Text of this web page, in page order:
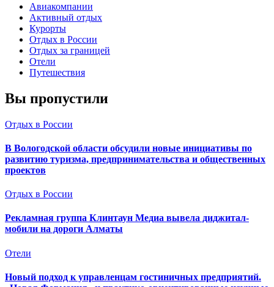
Авиакомпании
Активный отдых
Курорты
Отдых в России
Отдых за границей
Отели
Путешествия
Вы пропустили
Отдых в России
В Вологодской области обсудили новые инициативы по
развитию туризма, предпринимательства и общественных
проектов
Отдых в России
Рекламная группа Клинтаун Медиа вывела диджитал-
мобили на дороги Алматы
Отели
Новый подход к управленцам гостиничных предприятий.